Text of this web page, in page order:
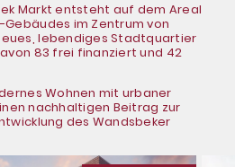
Markt entsteht auf dem Areal
im Zentrum von
lebendiges Stadtquartier
83 frei finanziert und 42
Wohnen mit urbaner
nachhaltigen Beitrag zur
des Wandsbeker